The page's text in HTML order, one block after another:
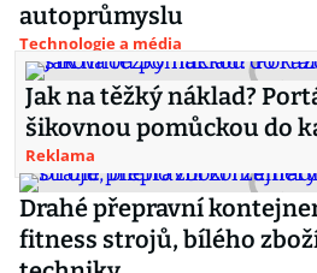
autoprůmyslu
Technologie a média
Jak na těžký náklad?
šikovnou pomůckou do
Reklama
Drahé přepravní
fitness strojů, bílého